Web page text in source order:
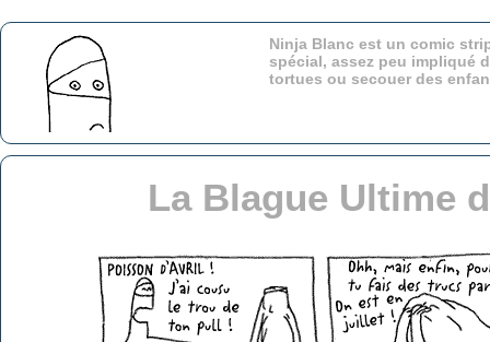
Ninja Blanc est un comic
spécial, assez peu impliqué
tortues ou secouer des
La Blague Ultime